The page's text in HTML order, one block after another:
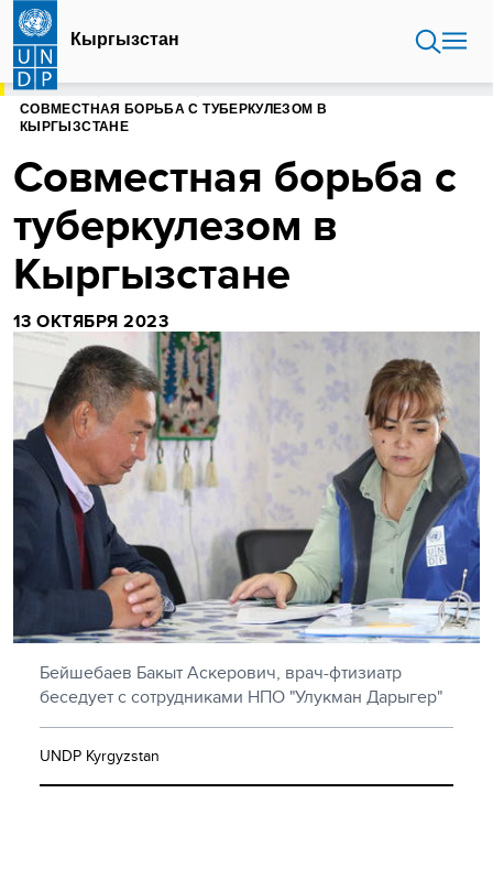
Перейти
основному
содержанию
Кыргызстан
ГЛАВНАЯ
СОВМЕСТНАЯ БОРЬБА С ТУБЕРКУЛЕЗОМ В
КЫРГЫЗСТАНЕ
Совместная борьба с
туберкулезом в
Кыргызстане
13 ОКТЯБРЯ 2023
Бейшебаев Бакыт Аскерович, врач-фтизиатр
беседует с сотрудниками НПО "Улукман Дарыгер"
UNDP Kyrgyzstan